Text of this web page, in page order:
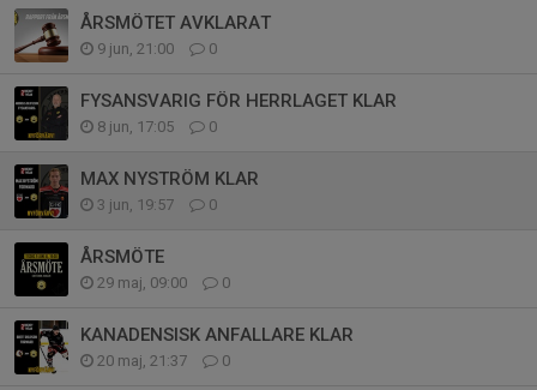
ÅRSMÖTET AVKLARAT
9 jun, 21:00 0
FYSANSVARIG FÖR HERRLAGET KLAR
8 jun, 17:05 0
MAX NYSTRÖM KLAR
3 jun, 19:57 0
ÅRSMÖTE
29 maj, 09:00 0
KANADENSISK ANFALLARE KLAR
20 maj, 21:37 0